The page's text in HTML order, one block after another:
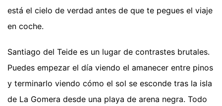
está el cielo de verdad antes de que te pegues el viaje
en coche.
Santiago del Teide es un lugar de contrastes brutales.
Puedes empezar el día viendo el amanecer entre pinos
y terminarlo viendo cómo el sol se esconde tras la isla
de La Gomera desde una playa de arena negra. Todo